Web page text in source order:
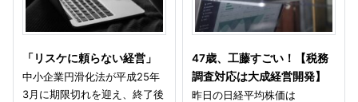
「リスケに頼らない経営」
中小企業円滑化法が平成25年
3月に期限切れを迎え、終了後
47歳、工藤すごい！【税務
調査対応は大成経営開発】
昨日の日経平均株価は